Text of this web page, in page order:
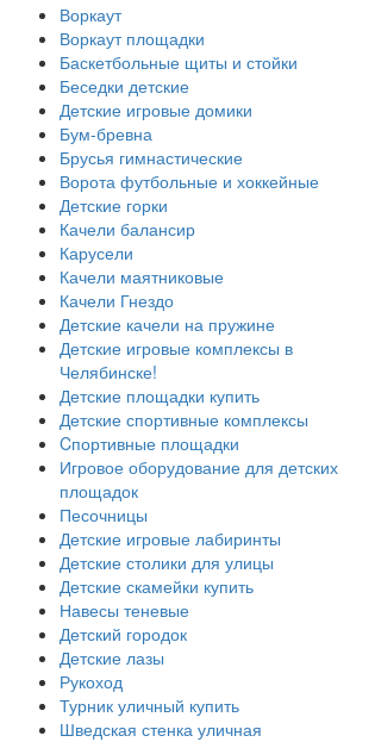
Воркаут
Воркаут площадки
Баскетбольные щиты и стойки
Беседки детские
Детские игровые домики
Бум-бревна
Брусья гимнастические
Ворота футбольные и хоккейные
Детские горки
Качели балансир
Карусели
Качели маятниковые
Качели Гнездо
Детские качели на пружине
Детские игровые комплексы в
Челябинске!
Детские площадки купить
Детские спортивные комплексы
Cпортивные площадки
Игровое оборудование для детских
площадок
Песочницы
Детские игровые лабиринты
Детские столики для улицы
Детские скамейки купить
Навесы теневые
Детский городок
Детские лазы
Рукоход
Турник уличный купить
Шведская стенка уличная